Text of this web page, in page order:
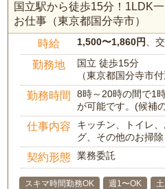
国立駅から徒歩15分！1LDK
お仕事（東京都国分寺市）
時給 1,500〜1,860円 、
勤務地
国立 徒歩15分
（東京都国分寺市付
勤務時間
8時～20時の間で1
が可能です。(候補
仕事内容
キッチン、トイレ
グ、その他のお掃除
契約形態 業務委託
スキマ時間勤務OK 週1〜OK